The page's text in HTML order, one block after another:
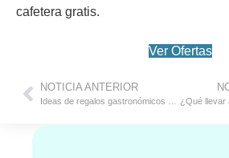
cafetera gratis.
Ver Ofertas
NOTICIA ANTERIOR